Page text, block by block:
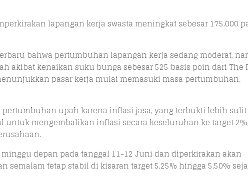
lapangan kerja swasta meningkat sebesar 175.000
bahwa pertumbuhan lapangan kerja sedang moderat,
akibat kenaikan suku bunga sebesar 525 basis poin dari The
pasar kerja mulai memasuki masa pertumbuhan.
pertumbuhan upah karena inflasi jasa, yang terbukti lebih sulit
mengembalikan inflasi secara keseluruhan ke target 2%,
depan pada tanggal 11-12 Juni dan diperkirakan akan
tetap stabil di kisaran target 5,25% hingga 5,50%